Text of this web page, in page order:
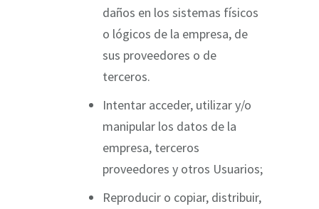
daños en los sistemas físicos
o lógicos de la empresa, de
sus proveedores o de
terceros.
Intentar acceder, utilizar y/o
manipular los datos de la
empresa, terceros
proveedores y otros Usuarios;
Reproducir o copiar, distribuir,